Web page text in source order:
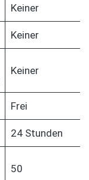
Keiner
Keiner
Keiner
Frei
24 Stunden
50